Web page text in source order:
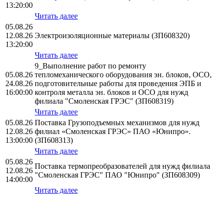
13:20:00
Читать далее
05.08.26
12.08.26
13:20:00
Электроизоляционные материалы (ЗП608320)
Читать далее
05.08.26
24.08.26
16:00:00
9_Выполнение работ по ремонту
тепломеханического оборудования эн. блоков, ОСО,
подготовительные работы для проведения ЭПБ и
контроля металла эн. блоков и ОСО для нужд
филиала "Смоленская ГРЭС" (ЗП608319)
Читать далее
05.08.26
12.08.26
13:00:00
Поставка Грузоподъемных механизмов для нужд
филиал «Смоленская ГРЭС» ПАО «Юнипро».
(ЗП608313)
Читать далее
05.08.26
12.08.26
14:00:00
Поставка термопреобразователей для нужд филиала
"Смоленская ГРЭС" ПАО "Юнипро" (ЗП608309)
Читать далее